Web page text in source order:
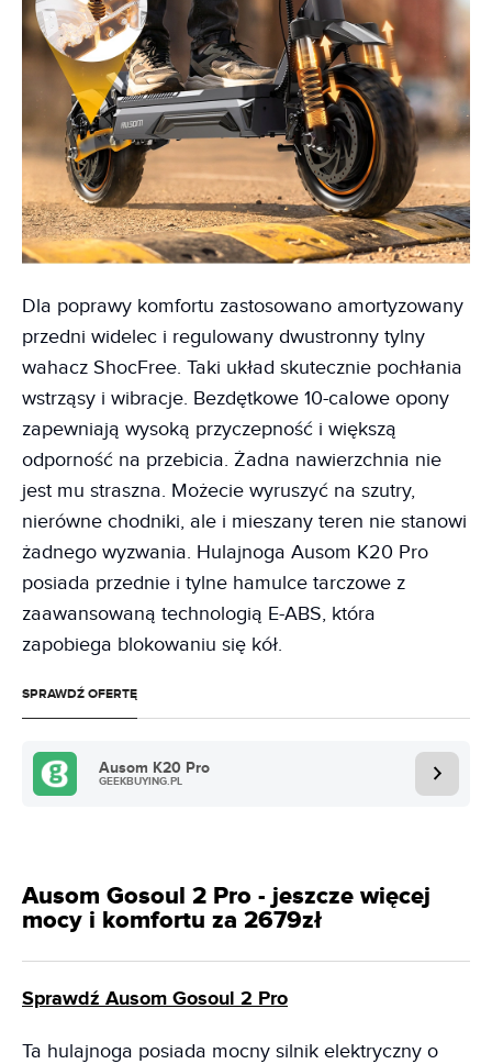
Dla poprawy komfortu zastosowano amortyzowany
przedni widelec i regulowany dwustronny tylny
wahacz ShocFree. Taki układ skutecznie pochłania
wstrząsy i wibracje. Bezdętkowe 10-calowe opony
zapewniają wysoką przyczepność i większą
odporność na przebicia. Żadna nawierzchnia nie
jest mu straszna. Możecie wyruszyć na szutry,
nierówne chodniki, ale i mieszany teren nie stanowi
żadnego wyzwania. Hulajnoga Ausom K20 Pro
posiada przednie i tylne hamulce tarczowe z
zaawansowaną technologią E-ABS, która
zapobiega blokowaniu się kół.
SPRAWDŹ OFERTĘ
Ausom K20 Pro
GEEKBUYING.PL
Ausom Gosoul 2 Pro - jeszcze więcej
mocy i komfortu za 2679zł
Sprawdź Ausom Gosoul 2 Pro
Ta hulajnoga posiada mocny silnik elektryczny o